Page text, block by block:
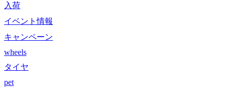
入荷
イベント情報
キャンペーン
wheels
タイヤ
pet